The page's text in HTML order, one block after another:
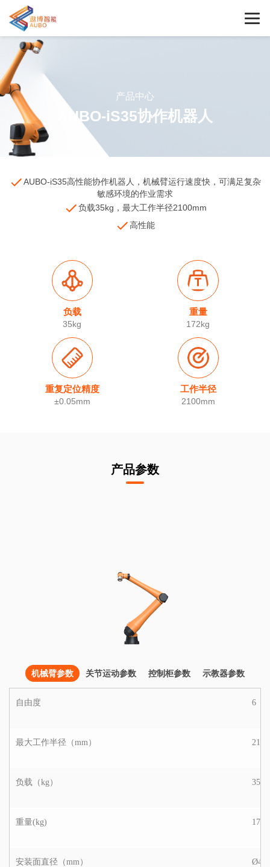
产品中心
AUBO-iS35协作机器人
AUBO-iS35高性能协作机器人，机械臂运行速度快，可满足复杂
敏感环境的作业需求
负载35kg，最大工作半径2100mm
高性能
负载
35kg
重量
172kg
重复定位精度
±0.05mm
工作半径
2100mm
产品参数
机械臂参数 关节运动参数 控制柜参数 示教器参数
自由度 6
最大工作半径（mm） 2100
负载（kg） 35
重量(kg) 172
安装面直径（mm）